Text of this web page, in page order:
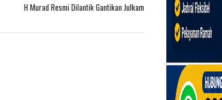
H Murad Resmi Dilantik Gantikan Julkam